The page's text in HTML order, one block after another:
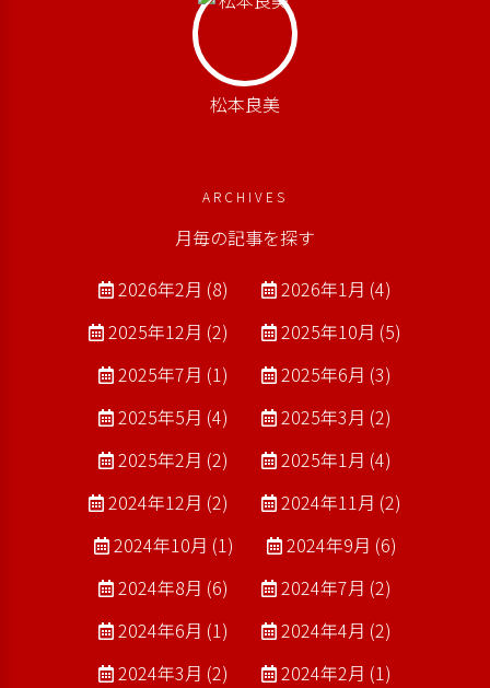
松本良美
ARCHIVES
月毎の記事を探す
2026年2月 (8)
2026年1月 (4)
2025年12月 (2)
2025年10月 (5)
2025年7月 (1)
2025年6月 (3)
2025年5月 (4)
2025年3月 (2)
2025年2月 (2)
2025年1月 (4)
2024年12月 (2)
2024年11月 (2)
2024年10月 (1)
2024年9月 (6)
2024年8月 (6)
2024年7月 (2)
2024年6月 (1)
2024年4月 (2)
2024年3月 (2)
2024年2月 (1)